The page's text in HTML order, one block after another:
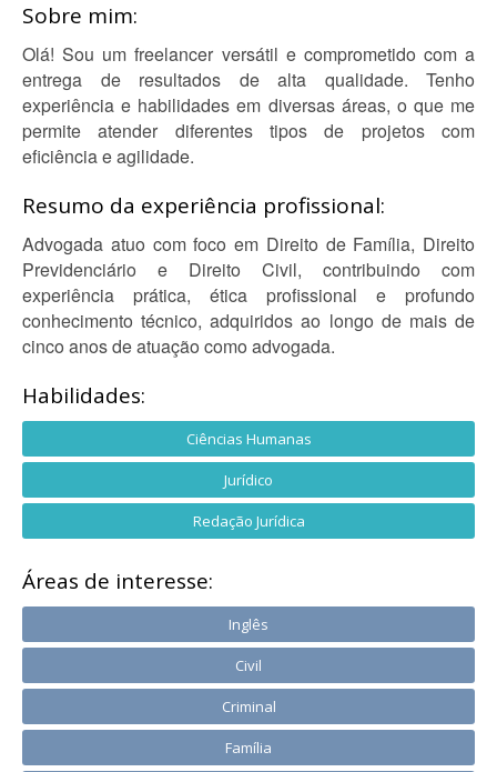
Sobre mim:
Olá! Sou um freelancer versátil e comprometido com a
entrega de resultados de alta qualidade. Tenho
experiência e habilidades em diversas áreas, o que me
permite atender diferentes tipos de projetos com
eficiência e agilidade.
Resumo da experiência profissional:
Advogada atuo com foco em Direito de Família, Direito
Previdenciário e Direito Civil, contribuindo com
experiência prática, ética profissional e profundo
conhecimento técnico, adquiridos ao longo de mais de
cinco anos de atuação como advogada.
Habilidades:
Ciências Humanas
Jurídico
Redação Jurídica
Áreas de interesse:
Inglês
Civil
Criminal
Família